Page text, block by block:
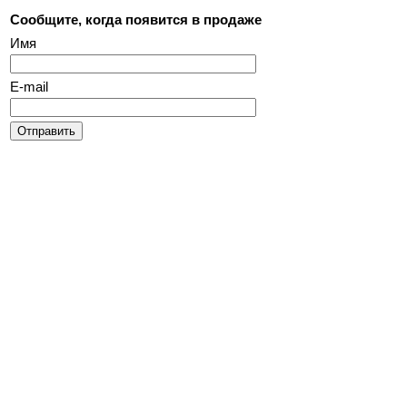
Сообщите, когда появится в продаже
Имя
E-mail